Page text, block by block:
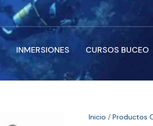
INMERSIONES CURSOS BUCEO
Inicio / Productos